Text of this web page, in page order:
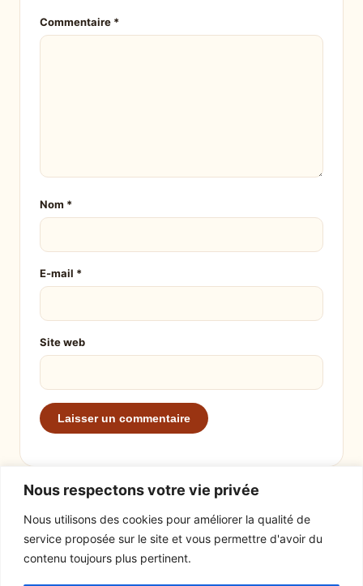
Nous respectons votre vie privée
Nous utilisons des cookies pour améliorer la qualité de
service proposée sur le site et vous permettre d'avoir du
contenu toujours plus pertinent.
Commentaire *
Nom *
E-mail *
Site web